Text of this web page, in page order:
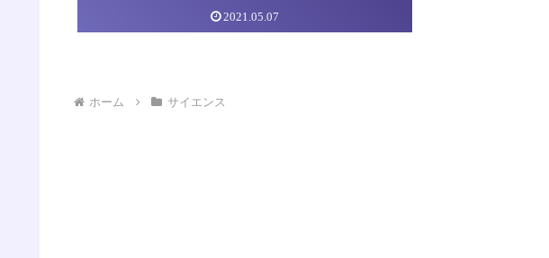
2021.05.07
ホーム サイエンス